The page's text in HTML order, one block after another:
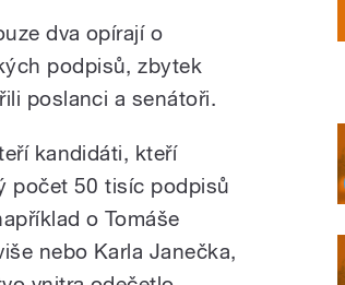
dva opírají o
podpisů, zbytek
poslanci a senátoři.
kandidáti, kteří
počet 50 tisíc podpisů
o Tomáše
nebo Karla Janečka,